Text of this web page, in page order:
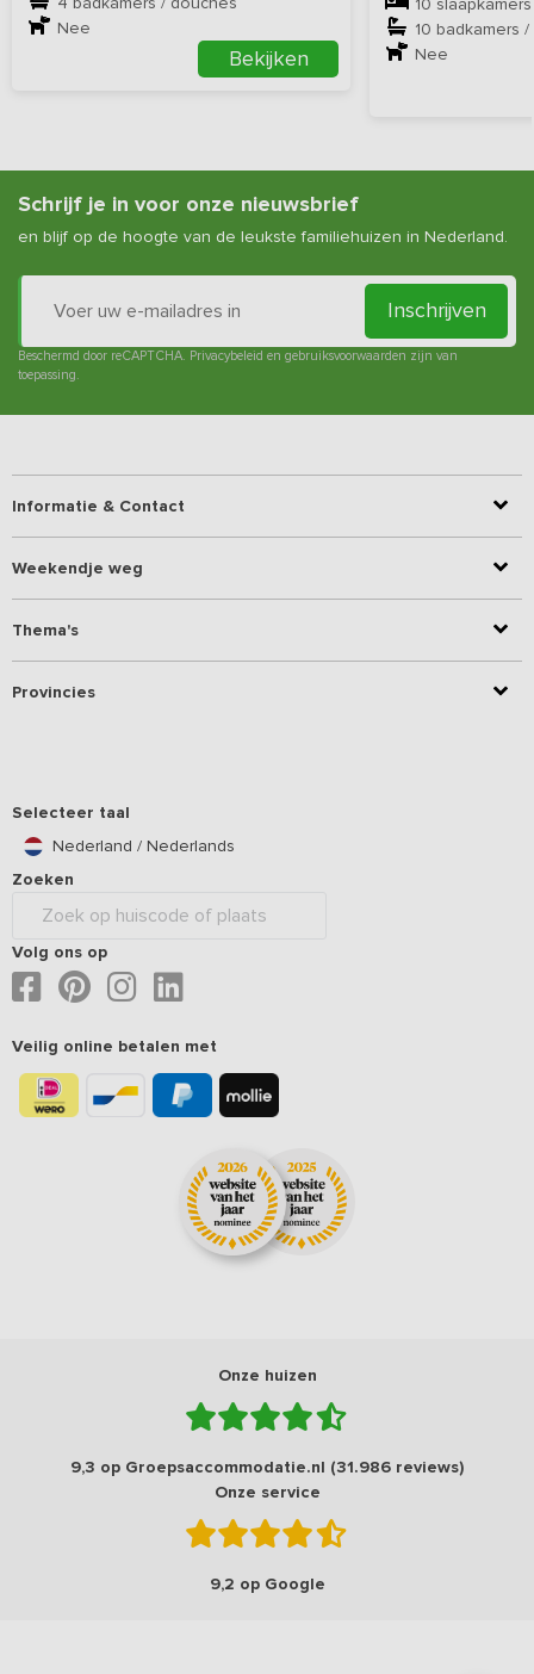
Nee
Bekijken
10 badkamers
Nee
Schrijf je in voor onze nieuwsbrief
en blijf op de hoogte van de leukste familiehuizen in Nederland.
Inschrijven
Beschermd door reCAPTCHA. Privacybeleid en gebruiksvoorwaarden zijn van
toepassing.
Informatie & Contact
Weekendje weg
Thema's
Provincies
Selecteer taal
Nederland / Nederlands
Zoeken
Volg ons op
Veilig online betalen met
Onze huizen
9,3 op Groepsaccommodatie.nl (31.986 reviews)
Onze service
9,2 op Google